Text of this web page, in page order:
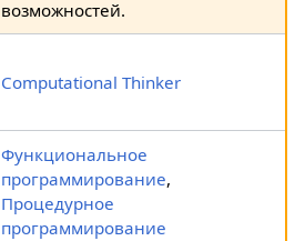
возможностей.
Computational Thinker
Функциональное
программирование,
Процедурное
программирование